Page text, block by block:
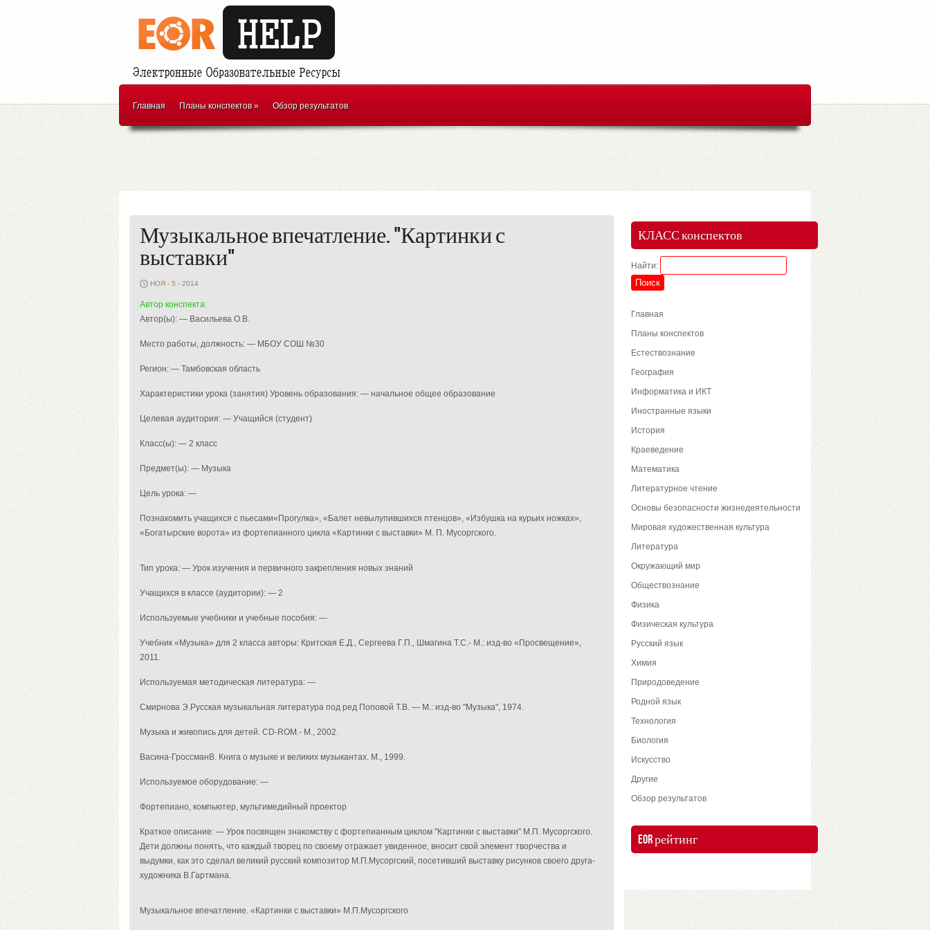
Главная Планы конспектов» Обзор результатов
Музыкальное впечатление. "Картинки с
выставки"
НОЯ - 5 - 2014
Автор конспекта:
Автор(ы): — Васильева О.В.
Место работы, должность: — МБОУ СОШ №30
Регион: — Тамбовская область
Характеристики урока (занятия) Уровень образования: — начальное общее образование
Целевая аудитория: — Учащийся (студент)
Класс(ы): — 2 класс
Предмет(ы): — Музыка
Цель урока: —
Познакомить учащихся с пьесами«Прогулка», «Балет невылупившихся птенцов», «Избушка на курьих ножках»,
«Богатырские ворота» из фортепианного цикла «Картинки с выставки» М. П. Мусоргского.
Тип урока: — Урок изучения и первичного закрепления новых знаний
Учащихся в классе (аудитории): — 2
Используемые учебники и учебные пособия: —
Учебник «Музыка» для 2 класса авторы: Критская Е.Д., Сергеева Г.П., Шмагина Т.С.- М.: изд-во «Просвещение»,
2011.
Используемая методическая литература: —
Смирнова Э.Русская музыкальная литература под ред Поповой Т.В. — М.: изд-во "Музыка", 1974.
Музыка и живопись для детей. СD-ROM.- М., 2002.
Васина-ГроссманВ. Книга о музыке и великих музыкантах. М., 1999.
Используемое оборудование: —
Фортепиано, компьютер, мультимедийный проектор
Краткое описание: — Урок посвящен знакомству с фортепианным циклом "Картинки с выставки" М.П. Мусоргского.
Дети должны понять, что каждый творец по своему отражает увиденное, вносит свой элемент творчества и
выдумки, как это сделал великий русский композитор М.П.Мусоргский, посетивший выставку рисунков своего друга-
художника В.Гартмана.
Музыкальное впечатление. «Картинки с выставки» М.П.Мусоргского
КЛАСС конспектов
Найти:
Главная
Планы конспектов
Естествознание
География
Информатика и ИКТ
Иностранные языки
История
Краеведение
Математика
Литературное чтение
Основы безопасности жизнедеятельности
Мировая художественная культура
Литература
Окружающий мир
Обществознание
Физика
Физическая культура
Русский язык
Химия
Природоведение
Родной язык
Технология
Биология
Искусство
Другие
Обзор результатов
EOR рейтинг